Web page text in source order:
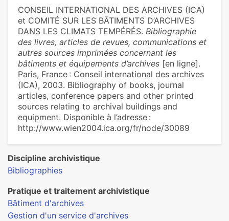
CONSEIL INTERNATIONAL DES ARCHIVES (ICA)
et COMITÉ SUR LES BÂTIMENTS D’ARCHIVES
DANS LES CLIMATS TEMPÉRÉS. Bibliographie
des livres, articles de revues, communications et
autres sources imprimées concernant les
bâtiments et équipements d’archives [en ligne].
Paris, France : Conseil international des archives
(ICA), 2003. Bibliography of books, journal
articles, conference papers and other printed
sources relating to archival buildings and
equipment. Disponible à l’adresse :
http://www.wien2004.ica.org/fr/node/30089
Discipline archivistique
Bibliographies
Pratique et traitement archivistique
Bâtiment d'archives
Gestion d'un service d'archives